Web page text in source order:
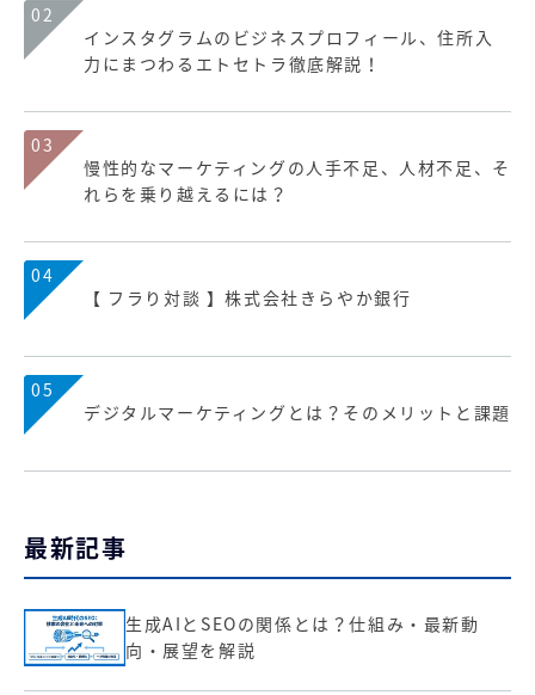
02
インスタグラムのビジネスプロフィール、住所入
力にまつわるエトセトラ徹底解説！
03
慢性的なマーケティングの人手不足、人材不足、そ
れらを乗り越えるには？
04
【 フラり対談 】株式会社きらやか銀行
05
デジタルマーケティングとは？そのメリットと課題
最新記事
生成AIとSEOの関係とは？仕組み・最新動
向・展望を解説